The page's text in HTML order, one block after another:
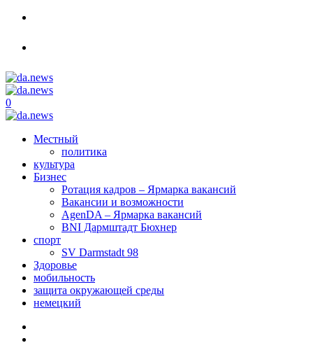
0
Местный
политика
культура
Бизнес
Ротация кадров – Ярмарка вакансий
Вакансии и возможности
AgenDA – Ярмарка вакансий
BNI Дармштадт Бюхнер
спорт
SV Darmstadt 98
Здоровье
мобильность
защита окружающей среды
немецкий